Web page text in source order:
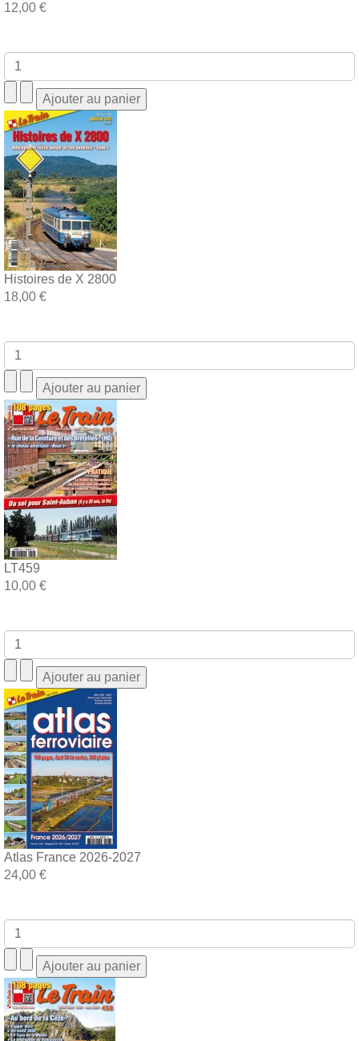
12,00 €
Histoires de X 2800
18,00 €
LT459
10,00 €
Atlas France 2026-2027
24,00 €